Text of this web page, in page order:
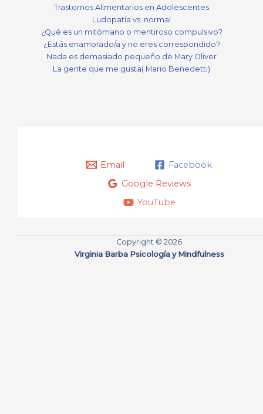
Trastornos Alimentarios en Adolescentes
Ludopatía vs. normal
¿Qué es un mitómano o mentiroso compulsivo?
¿Estás enamorado/a y no eres correspondido?
Nada es demasiado pequeño de Mary Oliver
La gente que me gusta( Mario Benedetti)
Email
Facebook
Google Reviews
YouTube
Copyright © 2026
Virginia Barba Psicología y Mindfulness